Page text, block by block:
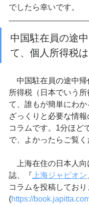
でしたら幸いです。
中国駐在員の途
て、個人所得税
中国駐在員の途中帰
所得税（日本でいう
て、誰もが簡単にわ
ざっくりと必要な情
コラムです。1分ほど
で、よかったらご覧く
上海在住の日本人向
誌、『 上海ジャピオン
コラムを投稿しており
(https://